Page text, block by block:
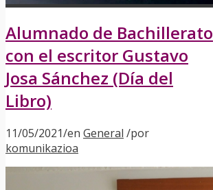
Alumnado de Bachillerato
con el escritor Gustavo
Josa Sánchez (Día del
Libro)
11/05/2021/en General /por
komunikazioa